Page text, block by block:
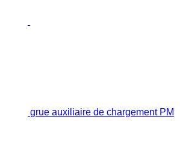
grue auxiliaire de chargement PM